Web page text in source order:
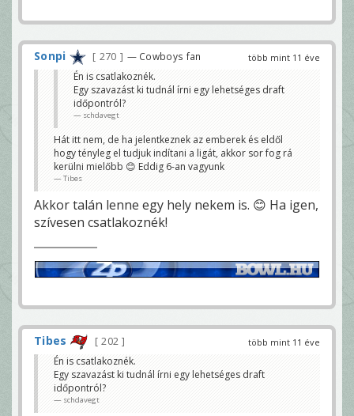
több mint 11 éve
Sonpi 270 — Cowboys fan
Én is csatlakoznék.
Egy szavazást ki tudnál írni egy lehetséges draft
időpontról?
schdavegt
Hát itt nem, de ha jelentkeznek az emberek és eldől
hogy tényleg el tudjuk indítani a ligát, akkor sor fog rá
kerülni mielőbb 😊 Eddig 6-an vagyunk
Tibes
Akkor talán lenne egy hely nekem is. 😊 Ha igen,
szívesen csatlakoznék!
több mint 11 éve
Tibes
202
Én is csatlakoznék.
Egy szavazást ki tudnál írni egy lehetséges draft
időpontról?
schdavegt